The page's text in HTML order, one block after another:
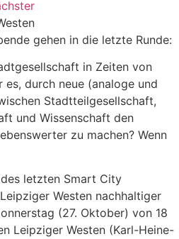
gehen in die letzte Runde:
in Zeiten von
es, durch neue (analoge und
Stadtteilgesellschaft,
und Wissenschaft den
zu machen? Wenn
letzten Smart City
Westen nachhaltiger
(27. Oktober) von 18
Leipziger Westen (Karl-Heine-